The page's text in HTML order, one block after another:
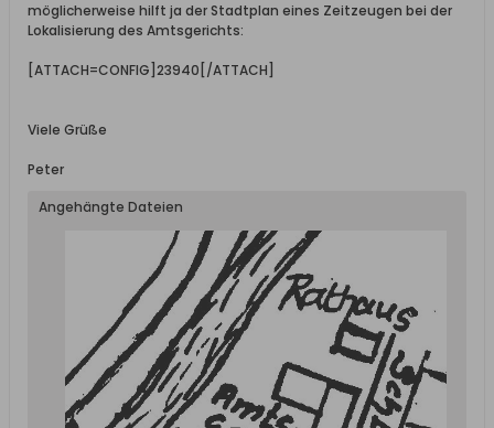
möglicherweise hilft ja der Stadtplan eines Zeitzeugen bei der
Lokalisierung des Amtsgerichts:
[ATTACH=CONFIG]23940[/ATTACH]
Viele Grüße
Peter
Angehängte Dateien